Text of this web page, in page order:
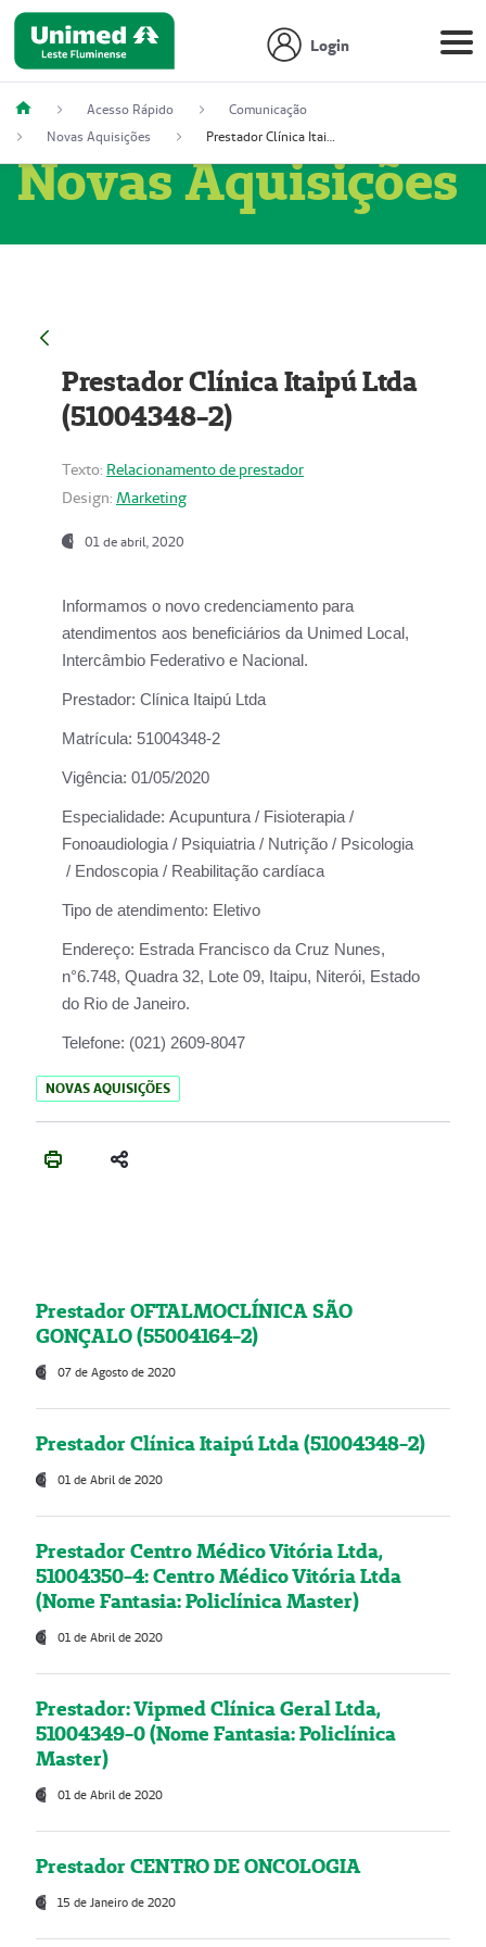
Login
Acesso Rápido
Comunicação
Novas Aquisições
Prestador Clínica Itaipú Ltda (51004348-2)
Novas Aquisições
Prestador Clínica Itaipú Ltda
(51004348-2)
Texto: Relacionamento de prestador
Design: Marketing
01 de abril, 2020
Informamos o novo credenciamento para
atendimentos aos beneficiários da Unimed Local,
Intercâmbio Federativo e Nacional.
Prestador: Clínica Itaipú Ltda
Matrícula: 51004348-2
Vigência: 01/05/2020
Especialidade: Acupuntura / Fisioterapia /
Fonoaudiologia / Psiquiatria / Nutrição / Psicologia
/ Endoscopia / Reabilitação cardíaca
Tipo de atendimento: Eletivo
Endereço: Estrada Francisco da Cruz Nunes,
n°6.748, Quadra 32, Lote 09, Itaipu, Niterói, Estado
do Rio de Janeiro.
Telefone: (021) 2609-8047
NOVAS AQUISIÇÕES
Prestador OFTALMOCLÍNICA SÃO
GONÇALO (55004164-2)
07 de Agosto de 2020
Prestador Clínica Itaipú Ltda (51004348-2)
01 de Abril de 2020
Prestador Centro Médico Vitória Ltda,
51004350-4: Centro Médico Vitória Ltda
(Nome Fantasia: Policlínica Master)
01 de Abril de 2020
Prestador: Vipmed Clínica Geral Ltda,
51004349-0 (Nome Fantasia: Policlínica
Master)
01 de Abril de 2020
Prestador CENTRO DE ONCOLOGIA
15 de Janeiro de 2020